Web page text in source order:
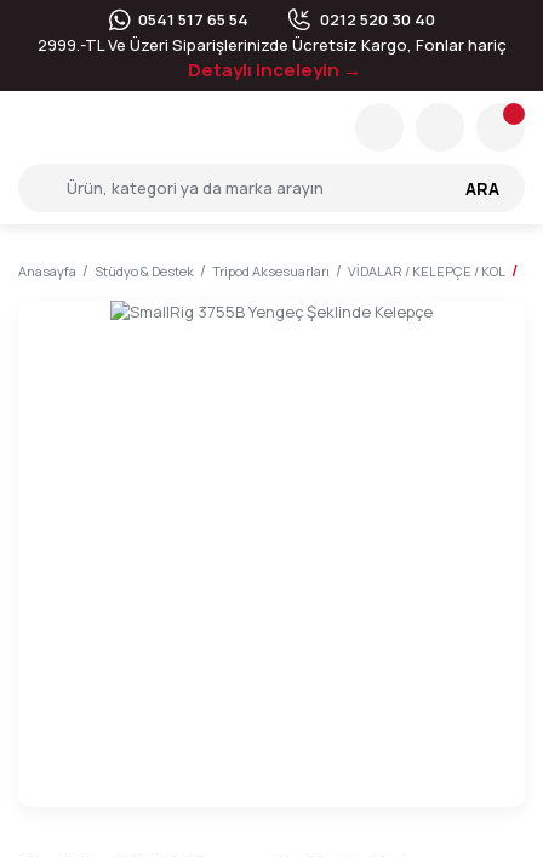
0541 517 65 54
0212 520 30 40
2999.-TL Ve Üzeri Siparişlerinizde Ücretsiz Kargo, Fonlar hariç
Detaylı inceleyin →
ARA
Anasayfa Stüdyo & Destek Tripod Aksesuarları VİDALAR / KELEPÇE / KOL